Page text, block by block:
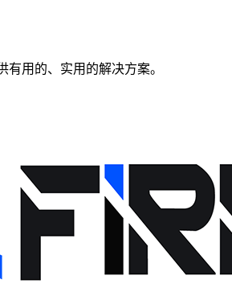
有用的、实用的解决方案。